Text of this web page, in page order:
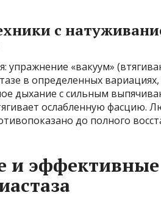
с
упражнение «вакуум»
в определенных
дыхание с сильным
ослабленную фасцию.
до полного
и